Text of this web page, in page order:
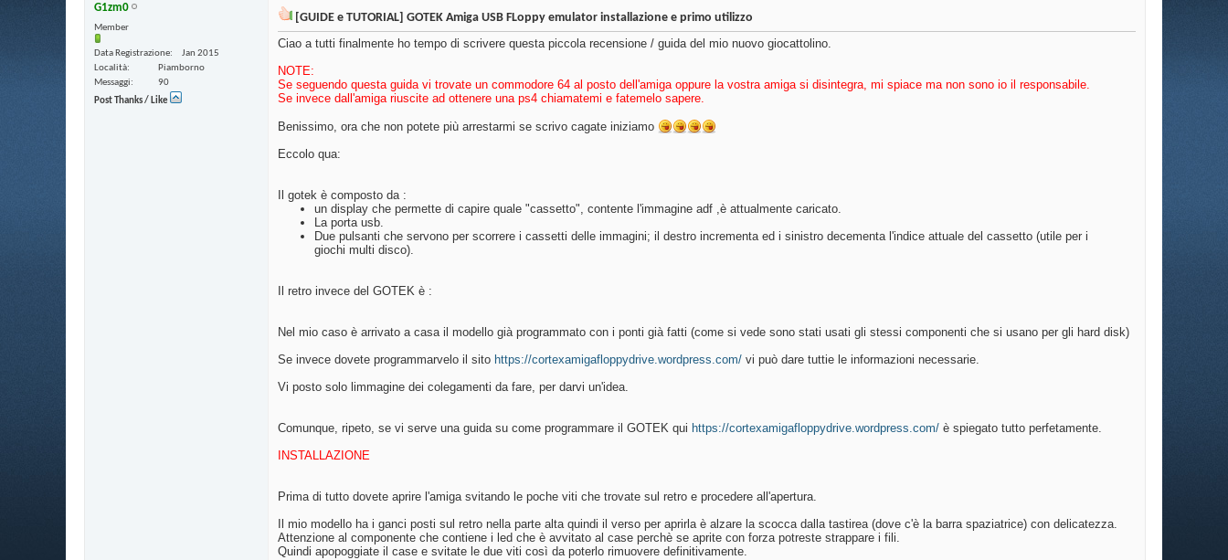
Chojin
Qualcuno vuole la mia Apollo...18-02-2015,18:02
Sk8er000
Sorvolando sulla qualità...23-03-2015,19:23
Pa0l0ne Prossimamente tutorial su...
G1zm0
interessato.... 01-07-2016,12:46
G1zm0
Member
Data Registrazione
Jan 2015
Località
Piamborno
Messaggi
90
Post Thanks / Like
[GUIDE e TUTORIAL] GOTEK Amiga USB FLoppy emulator installazione e primo utilizzo
Ciao a tutti finalmente ho tempo di scrivere questa piccola recensione / guida del mio nuovo giocattolino.
NOTE:
Se seguendo questa guida vi trovate un commodore 64 al posto dell'amiga oppure la vostra amiga si disintegra, mi spiace ma non sono io il responsabile.
Se invece dall'amiga riuscite ad ottenere una ps4 chiamatemi e fatemelo sapere.
Benissimo, ora che non potete più arrestarmi se scrivo cagate iniziamo
Eccolo qua:
Il gotek è composto da :
un display che permette di capire quale "cassetto", contente l'immagine adf ,è attualmente caricato.
La porta usb.
Due pulsanti che servono per scorrere i cassetti delle immagini; il destro incrementa ed i sinistro decementa l'indice attuale del cassetto (utile per i
giochi multi disco).
Il retro invece del GOTEK è :
Nel mio caso è arrivato a casa il modello già programmato con i ponti già fatti (come si vede sono stati usati gli stessi componenti che si usano per gli hard disk)
Se invece dovete programmarvelo il sito https://cortexamigafloppydrive.wordpress.com/ vi può dare tuttie le informazioni necessarie.
Vi posto solo limmagine dei colegamenti da fare, per darvi un'idea.
Comunque, ripeto, se vi serve una guida su come programmare il GOTEK qui https://cortexamigafloppydrive.wordpress.com/ è spiegato tutto perfetamente.
INSTALLAZIONE
Prima di tutto dovete aprire l'amiga svitando le poche viti che trovate sul retro e procedere all'apertura.
Il mio modello ha i ganci posti sul retro nella parte alta quindi il verso per aprirla è alzare la scocca dalla tastirea (dove c'è la barra spaziatrice) con delicatezza.
Attenzione al componente che contiene i led che è avvitato al case perchè se aprite con forza potreste strappare i fili.
Quindi apopoggiate il case e svitate le due viti così da poterlo rimuovere definitivamente.